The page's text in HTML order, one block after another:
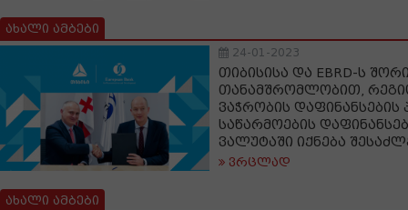
ახალი ამბები
24-01-2023
თიბისისა და EBRD-ს
თანამშრომლობით,
ვაჭრობის დაფინანსების
საწარმოების
ვალუტაში იქნება
ვრცლად
ახალი ამბები